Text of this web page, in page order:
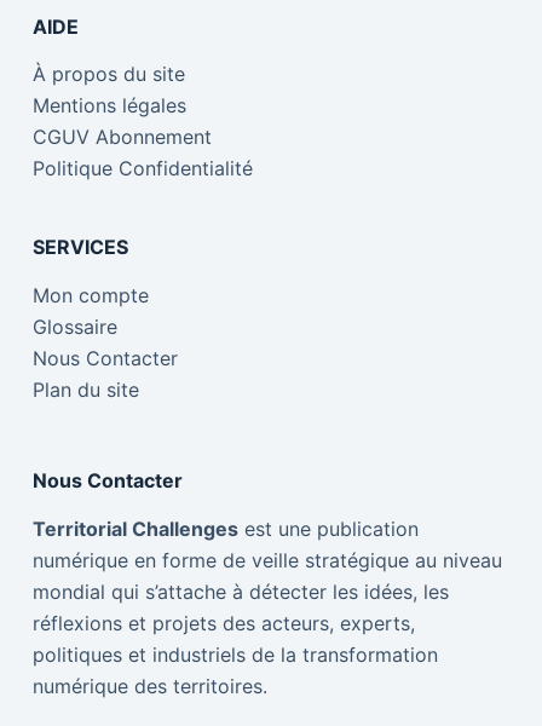
AIDE
À propos du site
Mentions légales
CGUV Abonnement
Politique Confidentialité
SERVICES
Mon compte
Glossaire
Nous Contacter
Plan du site
Nous Contacter
Territorial Challengesest une publication
numérique en forme de veille stratégique au niveau
mondial qui s’attache à détecter les idées, les
réflexions et projets des acteurs, experts,
politiques et industriels de la transformation
numérique des territoires.